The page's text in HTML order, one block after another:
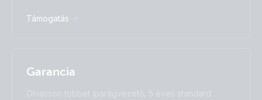
Támogatás
Garancia
Olvasson többet iparágvezető, 5 éves standard